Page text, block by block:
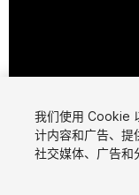
我们使用 Cookie
计内容和广告、提
社交媒体、广告和